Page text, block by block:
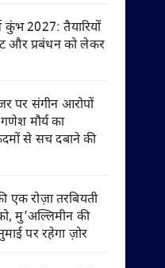
कुंभ 2027: तैयारियों
और प्रबंधन को लेकर
पर संगीन आरोपों
गणेश मौर्य का
से सच दबाने की
एक रोज़ा तरबियती
मु’अल्लिमीन की
पर रहेगा ज़ोर